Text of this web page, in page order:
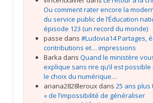
Ou comment rater encore la
du service public de l’Éducation
épisode 123 (un record du monde)
passe dans #Ludovia14 Partages,
contributions et… impressions
Barka dans Quand le ministère
explique sans rire qu’il est
le choix du numérique…
ariana2828leroux dans 25 ans
« de l’impossibilité de généraliser